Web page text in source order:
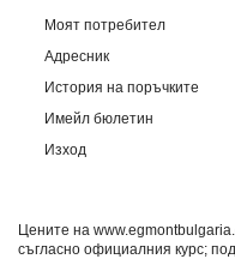
Моят потребител
Адресник
История на поръчките
Имейл бюлетин
Изход
Цените на
съгласно официалния курс;